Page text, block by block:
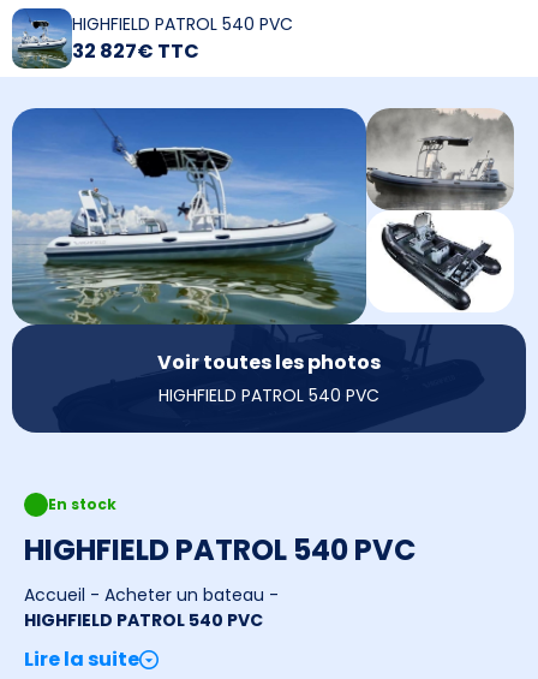
HIGHFIELD PATROL 540 PVC
32 827€ TTC
Voir toutes les photos
HIGHFIELD PATROL 540 PVC
En stock
HIGHFIELD PATROL 540 PVC
Accueil - Acheter un bateau -
HIGHFIELD PATROL 540 PVC
Lire la suite